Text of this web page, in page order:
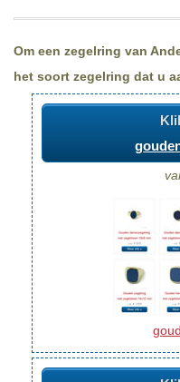
Om een zegelring van
het soort zegelring dat u